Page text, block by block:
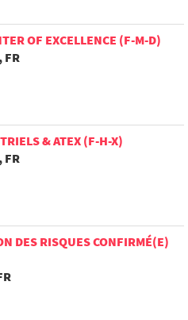
OF EXCELLENCE (F-M-D)
FR
& ATEX (F-H-X)
FR
DES RISQUES CONFIRMÉ(E)